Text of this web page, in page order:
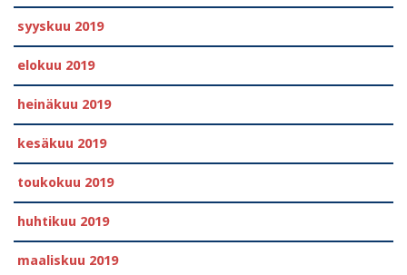
syyskuu 2019
elokuu 2019
heinäkuu 2019
kesäkuu 2019
toukokuu 2019
huhtikuu 2019
maaliskuu 2019